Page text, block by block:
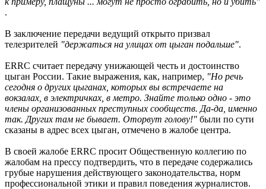
.
В заключение передачи ведущий открыто призвал
телезрителей "держаться на улицах от цыган подальше".
ERRC считает передачу унижающей честь и достоинство
цыган России. Такие выражения, как, например, "Но речь
сегодня о других цыганах, которых вы встречаете на
вокзалах, в электричках, в метро. Знайте только одно - это
члены организованных преступных сообществ. Да-да, именно
так. Других там не бывает. Оторвут голову!" были по сути
сказаны в адрес всех цыган, отмечено в жалобе центра.
В своей жалобе ERRC просит Общественную коллегию по
жалобам на прессу подтвердить, что в передаче содержались
грубые нарушения действующего законодательства, норм
профессиональной этики и правил поведения журналистов.